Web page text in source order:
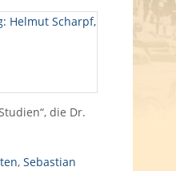
die Dr.
, Sebastian